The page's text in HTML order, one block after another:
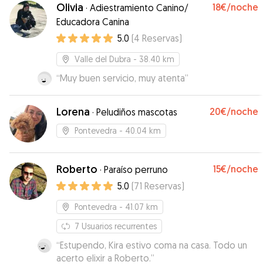
Olivia · Adiestramiento Canino/
Educadora Canina
18€/noche
5.0 (4 Reservas)
Valle del Dubra - 38.40 km
“Muy buen servicio, muy atenta”
Lorena · Peludiños mascotas 20€/noche
Pontevedra - 40.04 km
Roberto · Paraíso perruno 15€/noche
5.0 (71 Reservas)
Pontevedra - 41.07 km
7 Usuarios recurrentes
“Estupendo, Kira estivo coma na casa. Todo un
acerto elixir a Roberto.”